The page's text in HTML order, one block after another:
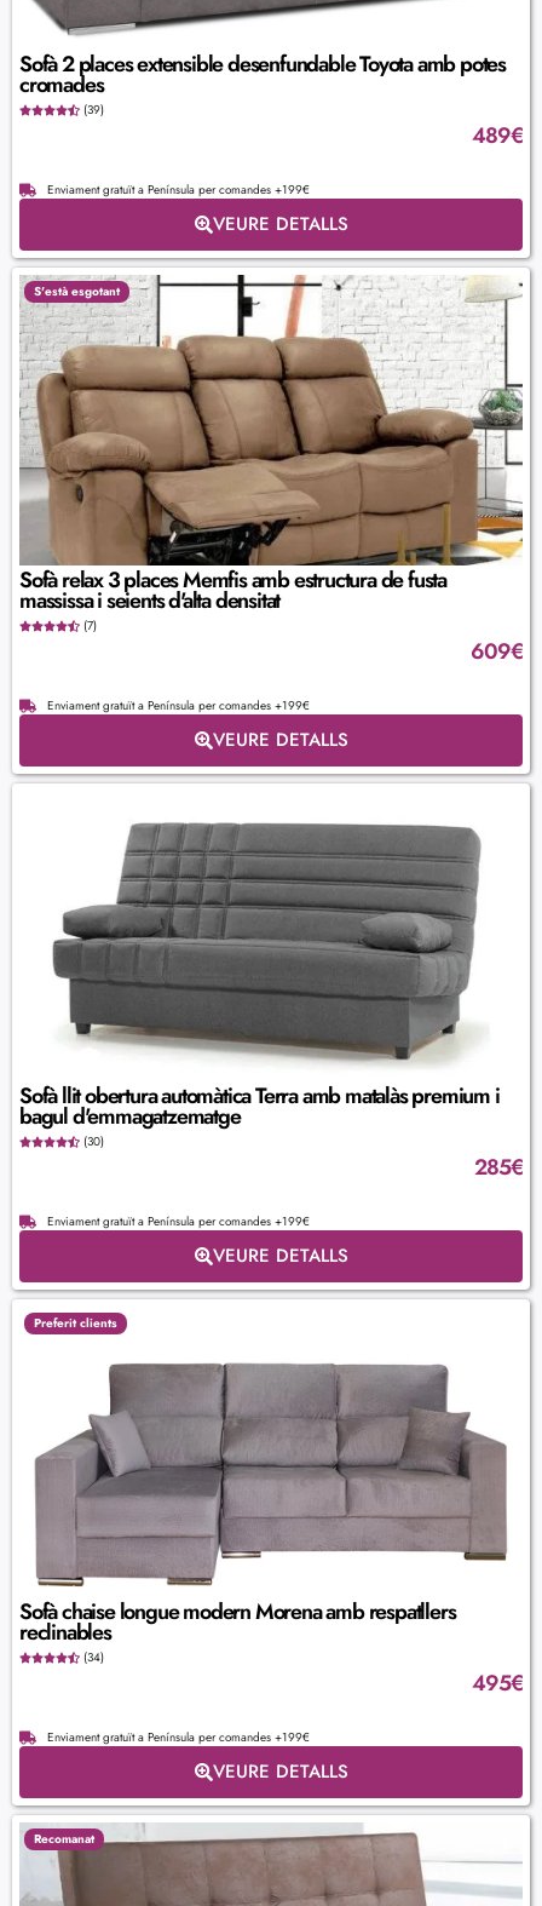
Sofà 2 places extensible desenfundable Toyota amb potes
cromades
(39)
489€
Enviament gratuït a Península per comandes +199€
VEURE DETALLS
S'està esgotant
Sofà relax 3 places Memfis amb estructura de fusta
massissa i seients d'alta densitat
(7)
609€
Enviament gratuït a Península per comandes +199€
VEURE DETALLS
Sofà llit obertura automàtica Terra amb matalàs premium i
bagul d'emmagatzematge
(30)
285€
Enviament gratuït a Península per comandes +199€
VEURE DETALLS
Preferit clients
Sofà chaise longue modern Morena amb respatllers
reclinables
(34)
495€
Enviament gratuït a Península per comandes +199€
VEURE DETALLS
Recomanat